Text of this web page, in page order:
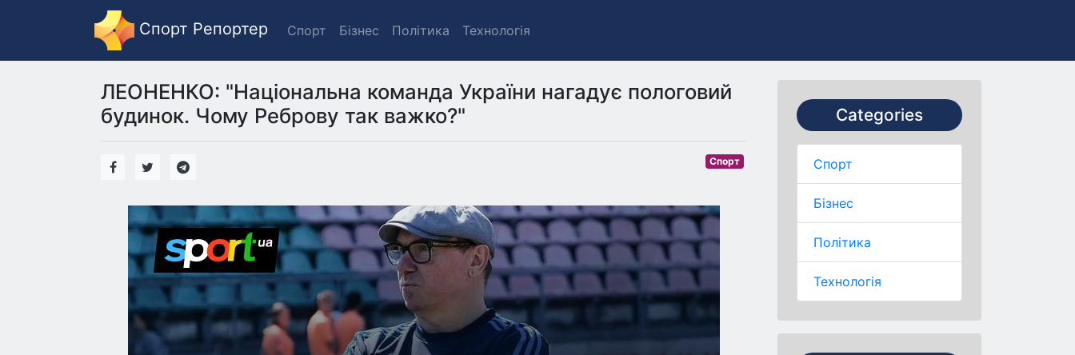
Спорт Репортер Спорт Бізнес Політика Технологія
Categories
Спорт
Бізнес
Політика
Технологія
ЛЕОНЕНКО: "Національна команда України нагадує пологовий
будинок. Чому Реброву так важко?"
Спорт